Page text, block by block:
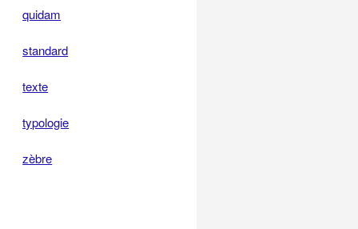
quidam
standard
texte
typologie
zèbre